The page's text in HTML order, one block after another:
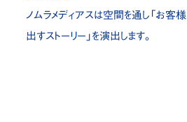
お問い合わせ
ノムラメディアスは空間を通し「お客
出すストーリー」を演出します。